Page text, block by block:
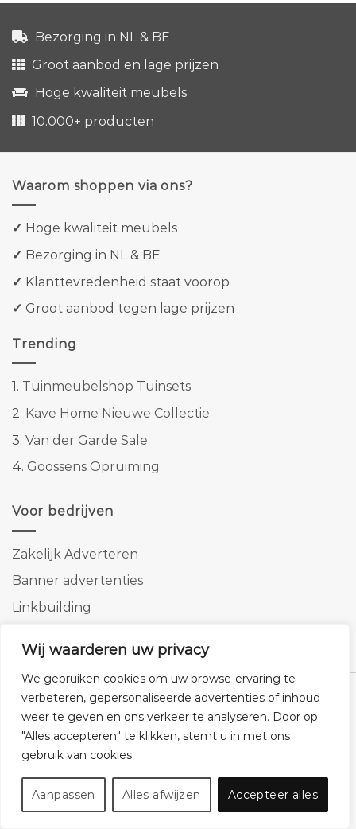
Wij waarderen uw privacy
We gebruiken cookies om uw browse-ervaring te
verbeteren, gepersonaliseerde advertenties of inhoud
weer te geven en ons verkeer te analyseren. Door op
"Alles accepteren" te klikken, stemt u in met ons
gebruik van cookies.
Aanpassen Alles afwijzen Accepteer alles
Bezorging in NL & BE
Groot aanbod en lage prijzen
Hoge kwaliteit meubels
10.000+ producten
Waarom shoppen via ons?
✓ Hoge kwaliteit meubels
✓ Bezorging in NL & BE
✓ Klanttevredenheid staat voorop
✓ Groot aanbod tegen lage prijzen
Trending
1. Tuinmeubelshop Tuinsets
2. Kave Home Nieuwe Collectie
3. Van der Garde Sale
4. Goossens Opruiming
Voor bedrijven
Zakelijk Adverteren
Banner advertenties
Linkbuilding
Klantenservice Cookies Privacybeleid Disclaimer
© 2026 -